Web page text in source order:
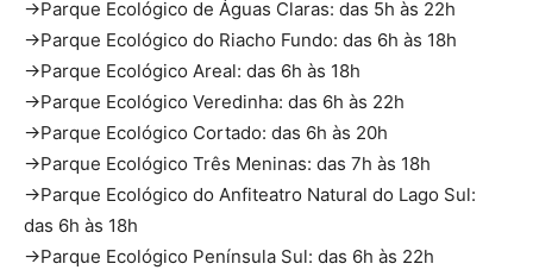
→Parque Ecológico de Águas Claras: das 5h às 22h
→Parque Ecológico do Riacho Fundo: das 6h às 18h
→Parque Ecológico Areal: das 6h às 18h
→Parque Ecológico Veredinha: das 6h às 22h
→Parque Ecológico Cortado: das 6h às 20h
→Parque Ecológico Três Meninas: das 7h às 18h
→Parque Ecológico do Anfiteatro Natural do Lago Sul:
das 6h às 18h
→Parque Ecológico Península Sul: das 6h às 22h